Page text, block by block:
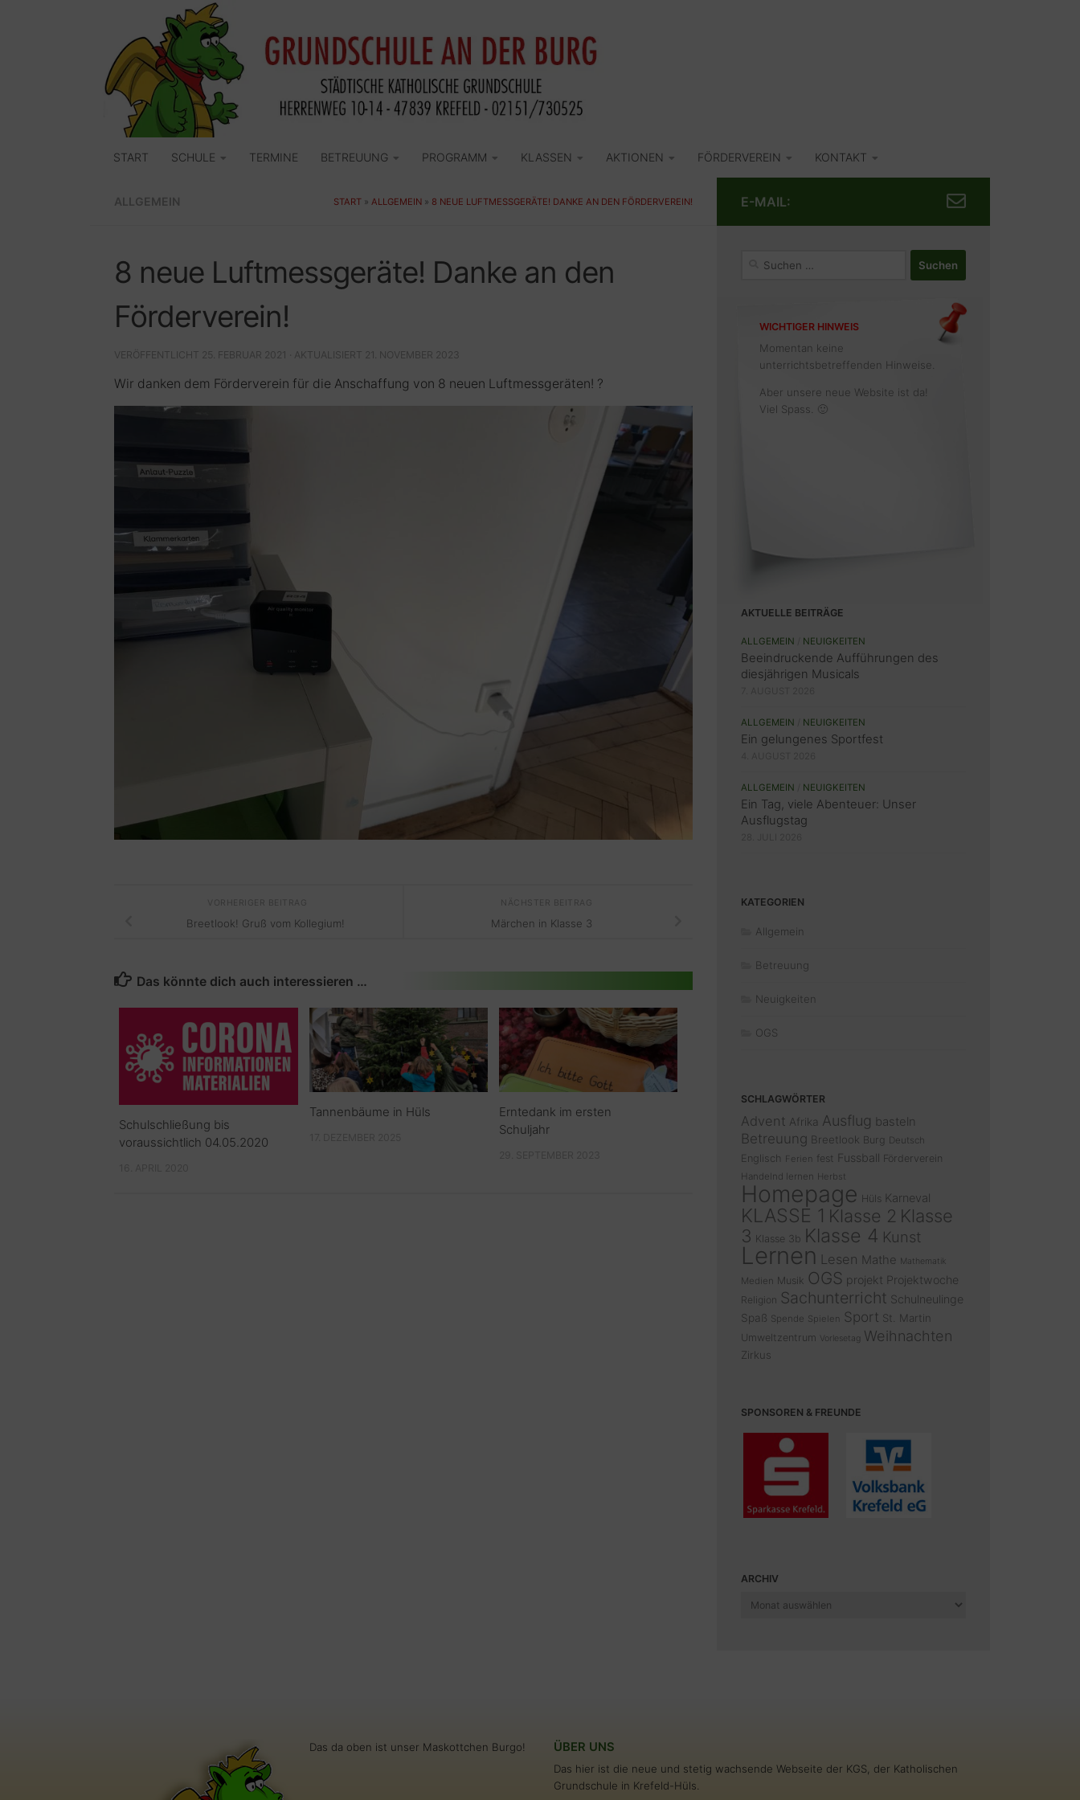
START SCHULE TERMINE BETREUUNG PROGRAMM KLASSEN AKTIONEN FÖRDERVEREIN KONTAKT
ALLGEMEIN START » ALLGEMEIN » 8 NEUE LUFTMESSGERÄTE! DANKE AN DEN FÖRDERVEREIN!
8 neue Luftmessgeräte! Danke an den
Förderverein!
VERÖFFENTLICHT 25. FEBRUAR 2021 · AKTUALISIERT 21. NOVEMBER 2023
Wir danken dem Förderverein für die Anschaffung von 8 neuen Luftmessgeräten! ?
NÄCHSTER BEITRAG
Märchen in Klasse 3
VORHERIGER BEITRAG
Breetlook! Gruß vom Kollegium!
Das könnte dich auch interessieren …
Schulschließung bis
voraussichtlich 04.05.2020
Tannenbäume in Hüls
Erntedank im ersten
Schuljahr
E-MAIL:
WICHTIGER HINWEIS
Momentan keine
unterrichtsbetreffenden Hinweise.
Aber unsere neue Website ist da!
Viel Spass. 🙂
AKTUELLE BEITRÄGE
ALLGEMEIN NEUIGKEITEN
Beeindruckende Aufführungen des
diesjährigen Musicals
ALLGEMEIN NEUIGKEITEN
Ein gelungenes Sportfest
ALLGEMEIN NEUIGKEITEN
Ein Tag, viele Abenteuer: Unser
Ausflugstag
KATEGORIEN
Allgemein
Betreuung
Neuigkeiten
OGS
SCHLAGWÖRTER
Advent Afrika Ausflug basteln
Betreuung Breetlook Burg Deutsch
Englisch Ferien fest Fussball Förderverein
Handelnd lernen Herbst
Homepage Hüls Karneval
KLASSE 1 Klasse 2 Klasse
3 Klasse 3b Klasse 4 Kunst
Lernen Lesen Mathe Mathematik
Medien Musik OGS projekt Projektwoche
Religion Sachunterricht Schulneulinge
Spaß Spende Spielen Sport St. Martin
Umweltzentrum Vorlesetag Weihnachten
Zirkus
SPONSOREN & FREUNDE
ARCHIV
Archiv
Das da oben ist unser Maskottchen Burgo! ÜBER UNS
Das hier ist die neue und stetig wachsende Webseite der KGS, der Katholischen
Grundschule in Krefeld-Hüls.